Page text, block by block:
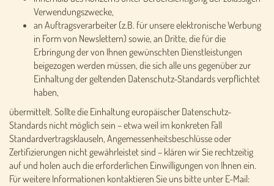
Verwendungszwecke,
an Auftragsverarbeiter (z.B. für unsere elektronische Werbung
in Form von Newslettern) sowie, an Dritte, die für die
Erbringung der von Ihnen gewünschten Dienstleistungen
beigezogen werden müssen, die sich alle uns gegenüber zur
Einhaltung der geltenden Datenschutz-Standards verpflichtet
haben,
übermittelt. Sollte die Einhaltung europäischer Datenschutz-
Standards nicht möglich sein – etwa weil im konkreten Fall
Standardvertragsklauseln, Angemessenheitsbeschlüsse oder
Zertifizierungen nicht gewährleistet sind – klären wir Sie rechtzeitig
auf und holen auch die erforderlichen Einwilligungen von Ihnen ein.
Für weitere Informationen kontaktieren Sie uns bitte unter E-Mail: